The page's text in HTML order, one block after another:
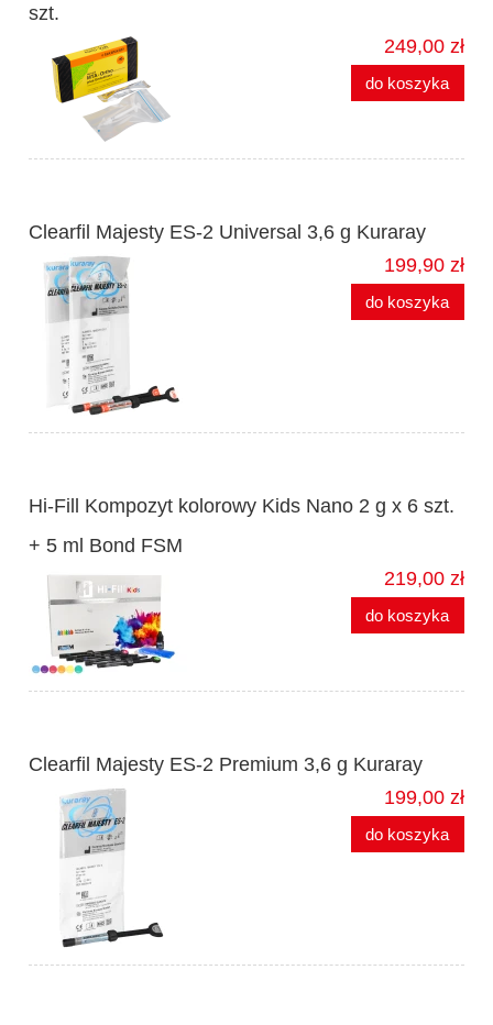
szt.
249,00 zł
do koszyka
Clearfil Majesty ES-2 Universal 3,6 g Kuraray
199,90 zł
do koszyka
Hi-Fill Kompozyt kolorowy Kids Nano 2 g x 6 szt.
+ 5 ml Bond FSM
219,00 zł
do koszyka
Clearfil Majesty ES-2 Premium 3,6 g Kuraray
199,00 zł
do koszyka